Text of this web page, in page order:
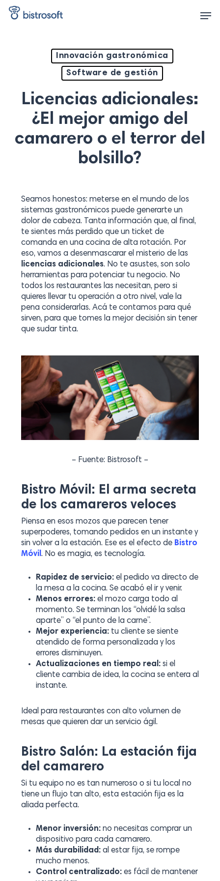
Skip
Innovación gastronómica
Software de gestión
Licencias adicionales:
¿El mejor amigo del
camarero o el terror del
bolsillo?
Seamos honestos: meterse en el mundo de los
sistemas gastronómicos puede generarte un
dolor de cabeza. Tanta información que, al final,
te sientes más perdido que un ticket de
comanda en una cocina de alta rotación. Por
eso, vamos a desenmascarar el misterio de las
licencias adicionales. No te asustes, son solo
herramientas para potenciar tu negocio. No
todos los restaurantes las necesitan, pero si
quieres llevar tu operación a otro nivel, vale la
pena considerarlas. Acá te contamos para qué
sirven, para que tomes la mejor decisión sin tener
que sudar tinta.
– Fuente: Bistrosoft –
Bistro Móvil: El arma secreta
de los camareros veloces
Piensa en esos mozos que parecen tener
superpoderes, tomando pedidos en un instante y
sin volver a la estación. Ese es el efecto de Bistro
Móvil. No es magia, es tecnología.
Rapidez de servicio:el pedido va directo de
la mesa a la cocina. Se acabó el ir y venir.
Menos errores:el mozo carga todo al
momento. Se terminan los “olvidé la salsa
aparte” o “el punto de la carne”.
Mejor experiencia:tu cliente se siente
atendido de forma personalizada y los
errores disminuyen.
Actualizaciones en tiempo real:si el
cliente cambia de idea, la cocina se entera al
instante.
Ideal para restaurantes con alto volumen de
mesas que quieren dar un servicio ágil.
Bistro Salón: La estación fija
del camarero
Si tu equipo no es tan numeroso o si tu local no
tiene un flujo tan alto, esta estación fija es la
aliada perfecta.
Menor inversión:no necesitas comprar un
dispositivo para cada camarero.
Más durabilidad:al estar fija, se rompe
mucho menos.
Control centralizado:es fácil de mantener